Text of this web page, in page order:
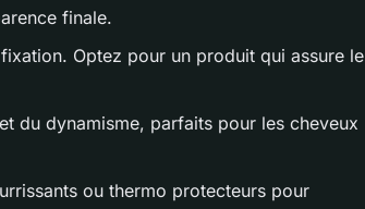
finale.
Optez pour un produit qui assure le
du dynamisme, parfaits pour les cheveux
ou thermo protecteurs pour